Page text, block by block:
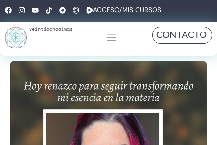
ACCESO/MIS CURSOS
veintiochoalmas
CONTACTO